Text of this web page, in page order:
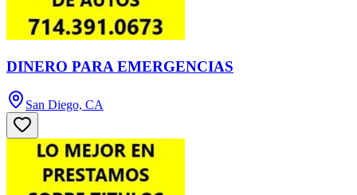
DINERO PARA EMERGENCIAS
San Diego, CA